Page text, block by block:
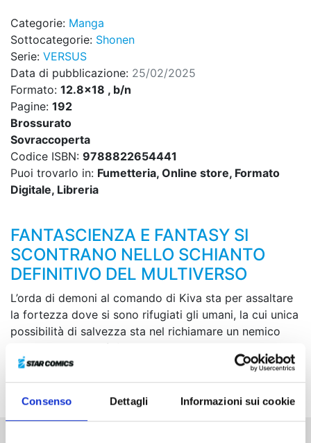
Consenso Dettagli Informazioni sui cookie
Categorie: Manga
Sottocategorie: Shonen
Serie: VERSUS
Data di pubblicazione: 25/02/2025
Formato: 12.8x18 , b/n
Pagine: 192
Brossurato
Sovraccoperta
Codice ISBN: 9788822654441
Puoi trovarlo in: Fumetteria, Online store, Formato
Digitale, Libreria
FANTASCIENZA E FANTASY SI
SCONTRANO NELLO SCHIANTO
DEFINITIVO DEL MULTIVERSO
L’orda di demoni al comando di Kiva sta per assaltare
la fortezza dove si sono rifugiati gli umani, la cui unica
possibilità di salvezza sta nel richiamare un nemico
naturale ancora più forte. Si tratta di un piano molto
rischioso e ben presto le cose non sembrano andare
come sperato…